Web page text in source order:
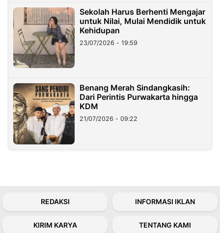
Sekolah Harus Berhenti Mengajar
untuk Nilai, Mulai Mendidik untuk
Kehidupan
23/07/2026 - 19:59
Benang Merah Sindangkasih:
Dari Perintis Purwakarta hingga
KDM
21/07/2026 - 09:22
REDAKSI INFORMASI IKLAN
KIRIM KARYA TENTANG KAMI